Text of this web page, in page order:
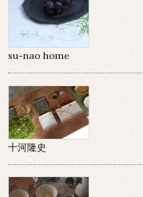
su-nao home
十河隆史